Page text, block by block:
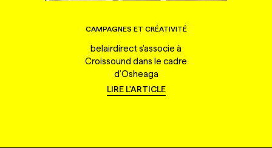
CAMPAGNES ET CRÉATIVITÉ
belairdirect s'associe à
Croissound dans le cadre
d'Osheaga
LIRE L'ARTICLE